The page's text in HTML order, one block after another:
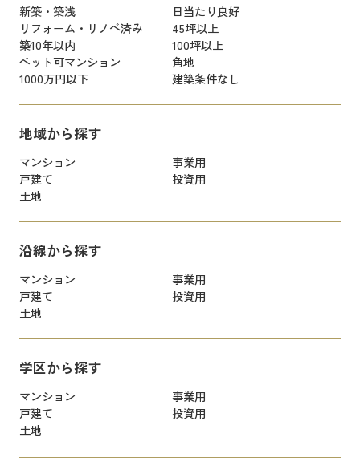
新築・築浅
日当たり良好
リフォーム・リノベ済み
45坪以上
築10年以内
100坪以上
ペット可マンション
角地
1000万円以下
建築条件なし
地域から探す
マンション
事業用
戸建て
投資用
土地
沿線から探す
マンション
事業用
戸建て
投資用
土地
学区から探す
マンション
事業用
戸建て
投資用
土地